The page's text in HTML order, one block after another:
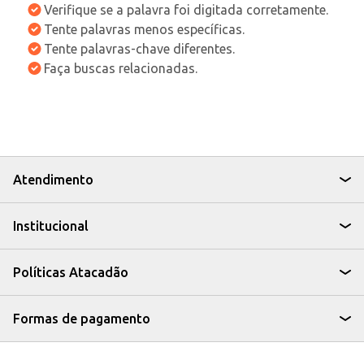
Verifique se a palavra foi digitada corretamente.
Tente palavras menos específicas.
Tente palavras-chave diferentes.
Faça buscas relacionadas.
Atendimento
Institucional
Políticas Atacadão
Formas de pagamento